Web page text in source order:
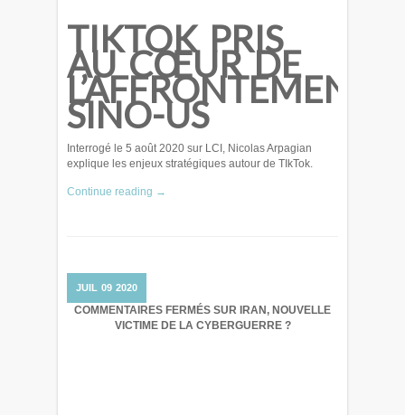
TIKTOK PRIS
AU CŒUR DE
L’AFFRONTEMENT
SINO-US
Interrogé le 5 août 2020 sur LCI, Nicolas Arpagian
explique les enjeux stratégiques autour de TIkTok.
Continue reading →
JUIL 09 2020
COMMENTAIRES FERMÉS SUR IRAN, NOUVELLE
VICTIME DE LA CYBERGUERRE ?